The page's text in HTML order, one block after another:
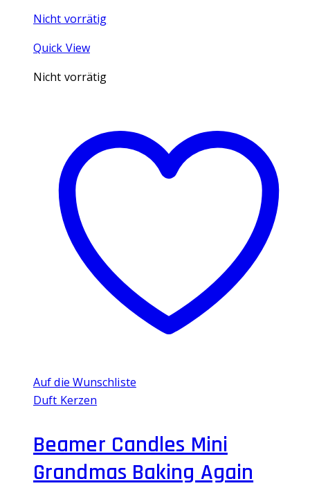
Nicht vorrätig
Quick View
Nicht vorrätig
Auf die Wunschliste
Duft Kerzen
Beamer Candles Mini
Grandmas Baking Again